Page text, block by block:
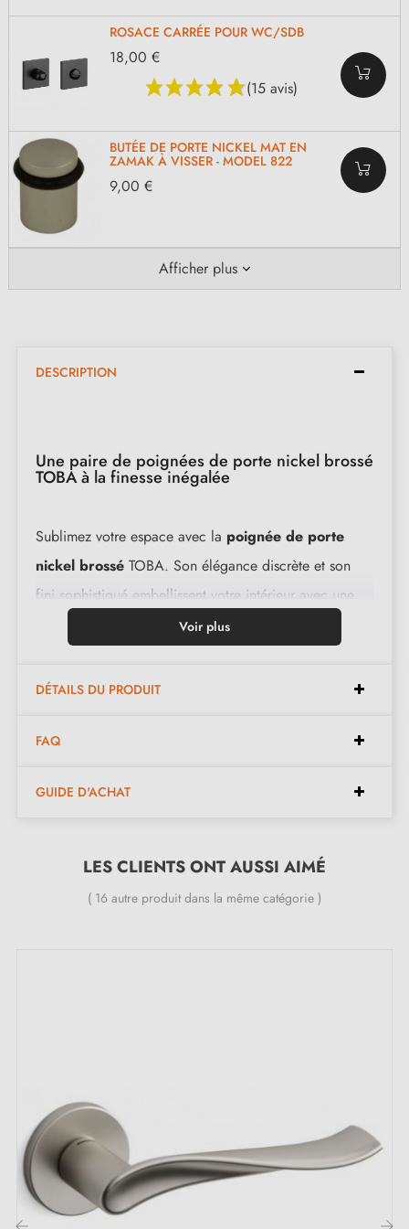
ROSACE CARRÉE POUR WC/SDB
(15 avis)
18,00 €
BUTÉE DE PORTE NICKEL MAT EN
ZAMAK À VISSER - MODEL 822
9,00 €
Afficher plus
DESCRIPTION
Une paire de poignées de porte nickel brossé
TOBA à la finesse inégalée
Sublimez votre espace avec la poignée de porte
nickel brossé TOBA. Son élégance discrète et son
fini sophistiqué embellissent votre intérieur avec une
note de raffinement. Cette poignée de porte offre non
également une fonctionnalité irréprochable.
Les béquilles de cette
poignée de porte au coloris
confortable et une utilisation fluide au quotidien.
assurent une longévité et une résistance remarquables,
ainsi qu’une ouverture facile des portes.
Garantie constructeur de 24 mois
Convient aux portes de 44 mm d'épaisseur
Pour portes plus épaisses ou poignée de porte à
relevage, contactez-nous par e-mail
Voir plus
DÉTAILS DU PRODUIT
FAQ
GUIDE D'ACHAT
LES CLIENTS ONT AUSSI AIMÉ
( 16 autre produit dans la même catégorie )